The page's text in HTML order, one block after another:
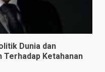
Dunia dan
Terhadap Ketahanan